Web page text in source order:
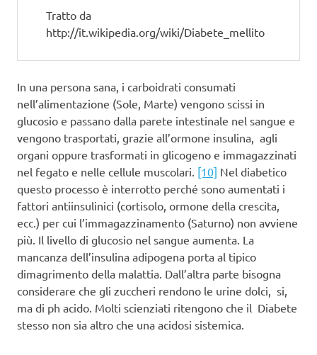
Tratto da
http://it.wikipedia.org/wiki/Diabete_mellito
In una persona sana, i carboidrati consumati
nell’alimentazione (Sole, Marte) vengono scissi in
glucosio e passano dalla parete intestinale nel sangue e
vengono trasportati, grazie all’ormone insulina, agli
organi oppure trasformati in glicogeno e immagazzinati
nel fegato e nelle cellule muscolari. [10] Nel diabetico
questo processo è interrotto perché sono aumentati i
fattori antiinsulinici (cortisolo, ormone della crescita,
ecc.) per cui l’immagazzinamento (Saturno) non avviene
più. Il livello di glucosio nel sangue aumenta. La
mancanza dell’insulina adipogena porta al tipico
dimagrimento della malattia. Dall’altra parte bisogna
considerare che gli zuccheri rendono le urine dolci, si,
ma di ph acido. Molti scienziati ritengono che il Diabete
stesso non sia altro che una acidosi sistemica.